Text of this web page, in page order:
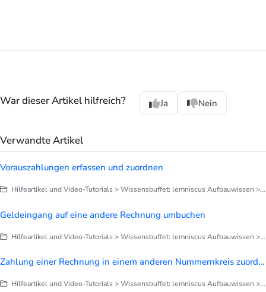
War dieser Artikel hilfreich? Ja Nein
Verwandte Artikel
Vorauszahlungen erfassen und zuordnen
Hilfeartikel und Video-Tutorials > Wissensbuffet: lemniscus Aufbauwissen > Finanzen > Zahlungseingang, Mahnwesen, Forderungsausfall
Geldeingang auf eine andere Rechnung umbuchen
Hilfeartikel und Video-Tutorials > Wissensbuffet: lemniscus Aufbauwissen > Finanzen > Zahlungseingang, Mahnwesen, Forderungsausfall
Zahlung einer Rechnung in einem anderen Nummernkreis zuordnen
Hilfeartikel und Video-Tutorials > Wissensbuffet: lemniscus Aufbauwissen > Finanzen > Zahlungseingang, Mahnwesen, Forderungsausfall